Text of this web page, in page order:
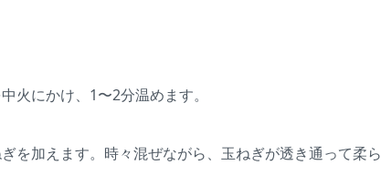
火にかけ、1〜2分温めます。
を加えます。時々混ぜながら、玉ねぎが透き通って柔ら